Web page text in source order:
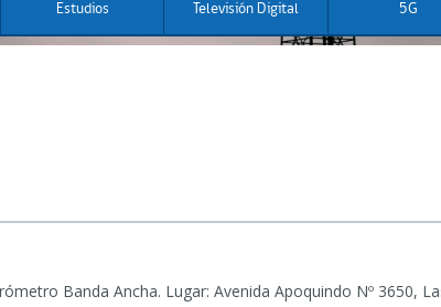
Estudios Televisión Digital 5G
Banda Ancha. Lugar: Avenida Apoquindo Nº 3650,